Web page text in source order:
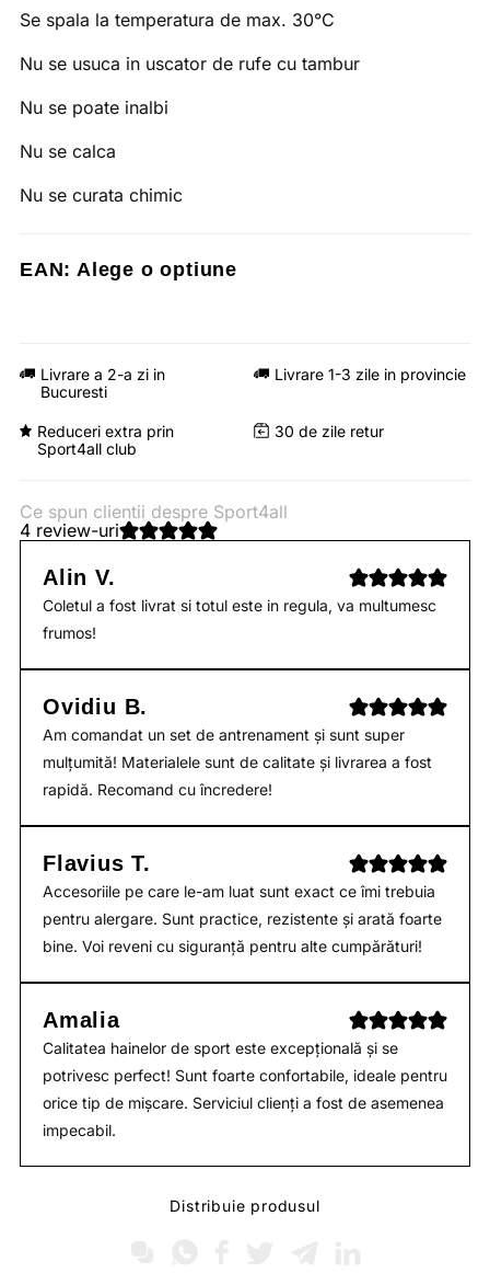
Se spala la temperatura de max. 30°C
Nu se usuca in uscator de rufe cu tambur
Nu se poate inalbi
Nu se calca
Nu se curata chimic
EAN: Alege o optiune
Livrare a 2-a zi in
Bucuresti
Livrare 1-3 zile in provincie
Reduceri extra prin
Sport4all club
30 de zile retur
Ce spun clientii despre Sport4all
4 review-uri
Alin V.
Coletul a fost livrat si totul este in regula, va multumesc
frumos!
Ovidiu B.
Am comandat un set de antrenament și sunt super
mulțumită! Materialele sunt de calitate și livrarea a fost
rapidă. Recomand cu încredere!
Flavius T.
Accesoriile pe care le-am luat sunt exact ce îmi trebuia
pentru alergare. Sunt practice, rezistente și arată foarte
bine. Voi reveni cu siguranță pentru alte cumpărături!
Amalia
Calitatea hainelor de sport este excepțională și se
potrivesc perfect! Sunt foarte confortabile, ideale pentru
orice tip de mișcare. Serviciul clienți a fost de asemenea
impecabil.
Distribuie produsul